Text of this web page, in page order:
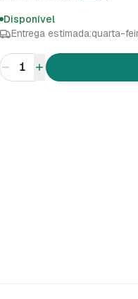
Disponível
Entrega estimada:quarta-
1